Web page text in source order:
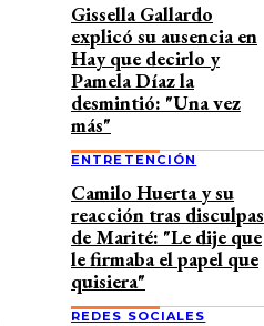
Gissella Gallardo
explicó su ausencia en
Hay que decirlo y
Pamela Díaz la
desmintió: "Una vez
más"
ENTRETENCIÓN
Camilo Huerta y su
reacción tras disculpas
de Marité: "Le dije que
le firmaba el papel que
quisiera"
REDES SOCIALES